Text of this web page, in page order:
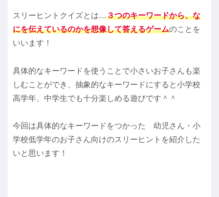
スリーヒントクイズとは…３つのキーワードから、な
にを伝えているのかを想像して答えるゲームのことを
いいます！
具体的なキーワードを使うことで小さいお子さんも楽
しむことができ、抽象的なキーワードにすると小学校
高学年、中学生でも十分楽しめる遊びです＾＾
今回は具体的なキーワードをつかった 幼児さん・小
学校低学年のお子さん向けのスリーヒントを紹介した
いと思います！